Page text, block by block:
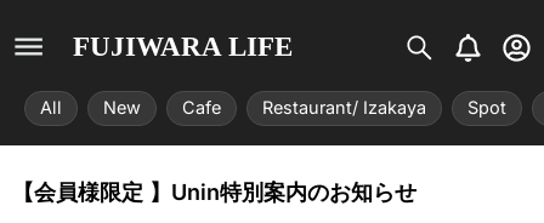
FUJIWARA LIFE
S
i
s
t
r
B
e
l
l
U
s
e
r
-
All New Cafe Restaurant/ Izakaya Spot
【会員様限定 】Unin特別案内のお知らせ